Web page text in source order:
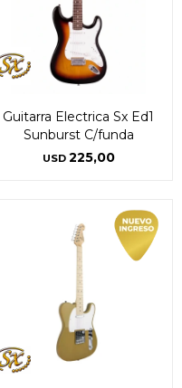
Guitarra Electrica Sx Ed1
Sunburst C/funda
USD 225,00